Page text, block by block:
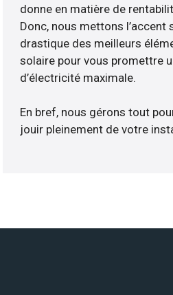
donne en matière de
Donc, nous mettons l’accent
drastique des meilleurs
solaire pour vous promettre
d’électricité maximale.
En bref, nous gérons tout
jouir pleinement de votre